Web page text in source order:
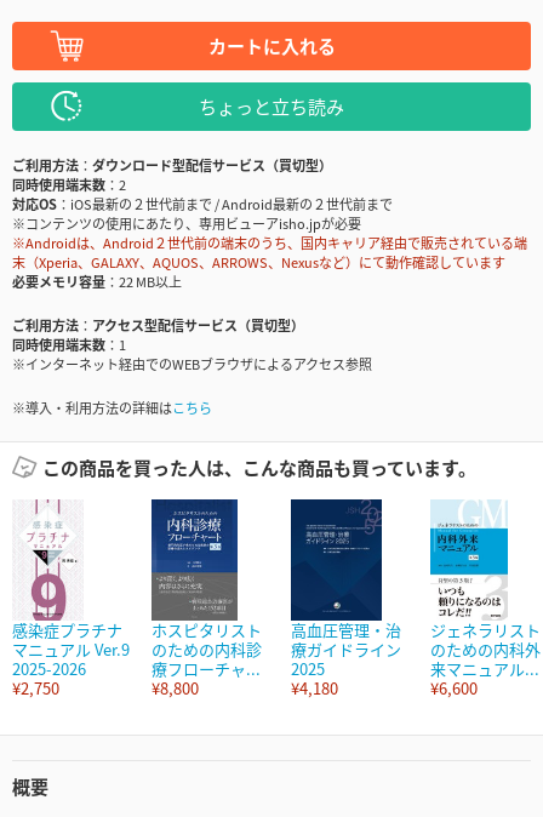
カートに入れる
ちょっと立ち読み
ご利用方法
ダウンロード型配信サービス（買切型）
同時使用端末数
2
対応OS
iOS最新の２世代前まで / Android最新の２世代前まで
※コンテンツの使用にあたり、専用ビューアisho.jpが必要
※Androidは、Android２世代前の端末のうち、国内キャリア経由で販売されている端
末（Xperia、GALAXY、AQUOS、ARROWS、Nexusなど）にて動作確認しています
必要メモリ容量
22 MB以上
ご利用方法
アクセス型配信サービス（買切型）
同時使用端末数
1
※インターネット経由でのWEBブラウザによるアクセス参照
※導入・利用方法の詳細はこちら
この商品を買った人は、こんな商品も買っています。
感染症プラチナ
マニュアル Ver.9
2025-2026
¥2,750
ホスピタリスト
のための内科診
療フローチャ...
¥8,800
高血圧管理・治
療ガイドライン
2025
¥4,180
ジェネラリスト
のための内科外
来マニュアル...
¥6,600
概要